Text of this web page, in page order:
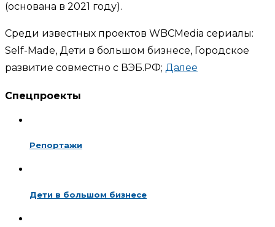
(основана в 2021 году).
Среди известных проектов WBCMedia сериалы:
Self-Made, Дети в большом бизнесе, Городское
развитие совместно с ВЭБ.РФ; Далее
Спецпроекты
Репортажи
Дети в большом бизнесе